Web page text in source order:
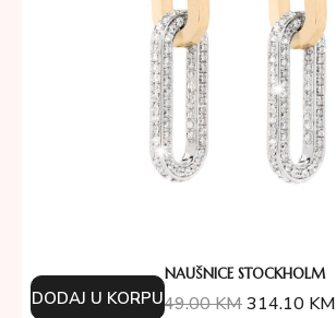
NAUŠNICE STOCKHOLM
349.00KM314.10 KM
DODAJ U KORPU